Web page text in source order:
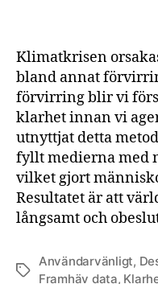
Klimatkrisen
bland annat
förvirring blir vi
klarhet innan vi
utnyttjat detta
fyllt medierna med
vilket gjort
Resultatet är att
långsamt och
Etiketter
Användarvänligt,
Framhäv data,